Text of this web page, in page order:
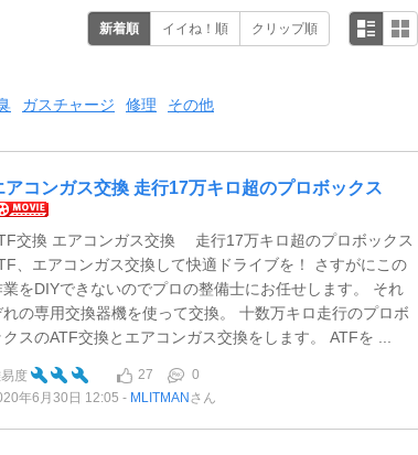
新着順 イイね！順 クリップ順
ガスチャージ 修理 その他
アコンガス交換 走行17万キロ超のプロボックス
交換 エアコンガス交換 走行17万キロ超のプロボックス
、エアコンガス交換して快適ドライブを！ さすがにこの
業をDIYできないのでプロの整備士にお任せします。 それ
れの専用交換器機を使って交換。 十数万キロ走行のプロボ
クスのATF交換とエアコンガス交換をします。 ATFを ...
度 27
0
年6月30日 12:05
MLITMAN さん